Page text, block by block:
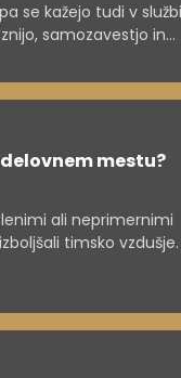
se kažejo tudi v
samozavestjo in
mestu?
ali neprimernimi
timsko vzdušje.